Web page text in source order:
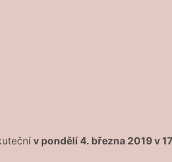
v pondělí 4. března 2019 v